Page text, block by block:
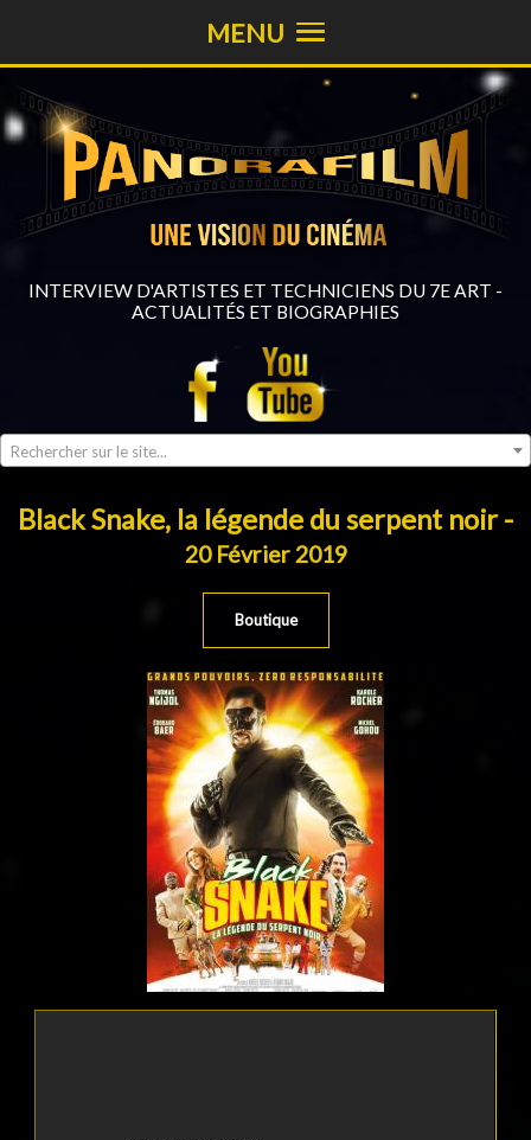
INTERVIEW D'ARTISTES ET TECHNICIENS DU 7E ART -
ACTUALITÉS ET BIOGRAPHIES
Rechercher sur le site...
MENU
Black Snake, la légende du serpent noir -
20 Février 2019
Boutique